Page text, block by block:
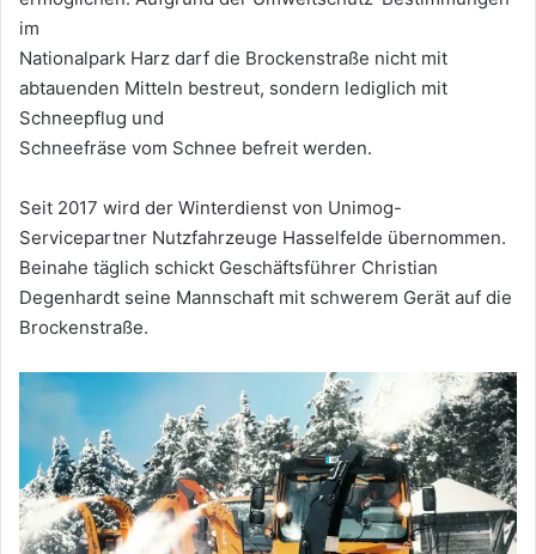
im
Nationalpark Harz darf die Brockenstraße nicht mit
abtauenden Mitteln bestreut, sondern lediglich mit
Schneepflug und
Schneefräse vom Schnee befreit werden.
Seit 2017 wird der Winterdienst von Unimog-
Servicepartner Nutzfahrzeuge Hasselfelde übernommen.
Beinahe täglich schickt Geschäftsführer Christian
Degenhardt seine Mannschaft mit schwerem Gerät auf die
Brockenstraße.